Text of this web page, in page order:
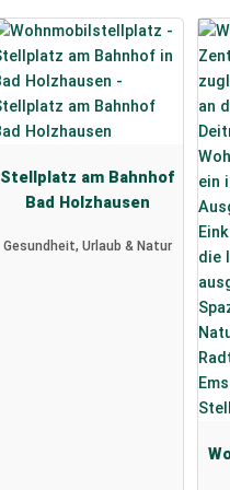
Stellplatz am Bahnhof
Bad Holzhausen
Gesundheit, Urlaub & Natur